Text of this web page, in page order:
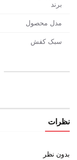
برند
مدل محصول
سبک کفش
نظرات
بدون نظر